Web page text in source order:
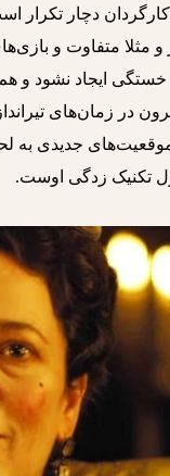
دچار تکرار
و مثلا متفاوت و
ایجاد نشود و
در زمان‌های
جدیدی به
تکنیک زدگی اوست.